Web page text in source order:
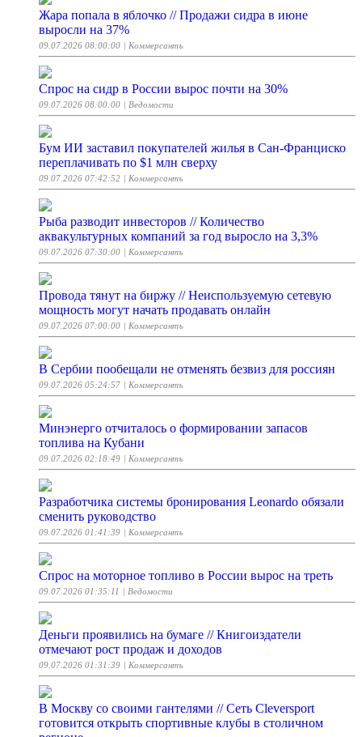
Жара попала в яблочко // Продажи сидра в июне
выросли на 37%
09.07.2026 08:00:00 | Коммерсантъ
Спрос на сидр в России вырос почти на 30%
09.07.2026 08:00:00 | Ведомости
Бум ИИ заставил покупателей жилья в Сан-Франциско
переплачивать по $1 млн сверху
09.07.2026 07:42:52 | Коммерсантъ
Рыба разводит инвесторов // Количество
аквакультурных компаний за год выросло на 3,3%
09.07.2026 07:30:00 | Коммерсантъ
Провода тянут на биржу // Неиспользуемую сетевую
мощность могут начать продавать онлайн
09.07.2026 07:00:00 | Коммерсантъ
В Сербии пообещали не отменять безвиз для россиян
09.07.2026 05:24:57 | Коммерсантъ
Минэнерго отчиталось о формировании запасов
топлива на Кубани
09.07.2026 02:18:49 | Коммерсантъ
Разработчика системы бронирования Leonardo обязали
сменить руководство
09.07.2026 01:41:39 | Коммерсантъ
Спрос на моторное топливо в России вырос на треть
09.07.2026 01:35:11 | Ведомости
Деньги проявились на бумаге // Книгоиздатели
отмечают рост продаж и доходов
09.07.2026 01:31:39 | Коммерсантъ
В Москву со своими гантелями // Сеть Cleversport
готовится открыть спортивные клубы в столичном